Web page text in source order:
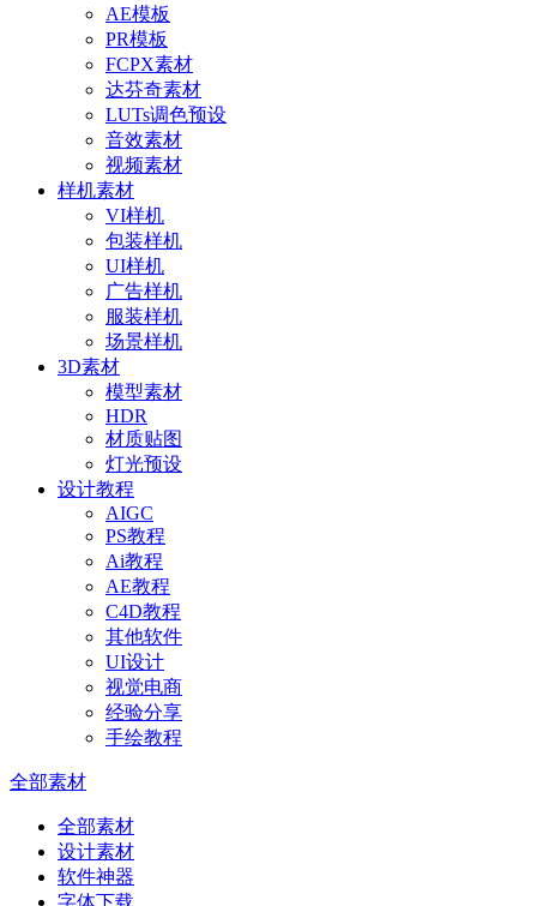
AE模板
PR模板
FCPX素材
达芬奇素材
LUTs调色预设
音效素材
视频素材
样机素材
VI样机
包装样机
UI样机
广告样机
服装样机
场景样机
3D素材
模型素材
HDR
材质贴图
灯光预设
设计教程
AIGC
PS教程
Ai教程
AE教程
C4D教程
其他软件
UI设计
视觉电商
经验分享
手绘教程
全部素材
全部素材
设计素材
软件神器
字体下载